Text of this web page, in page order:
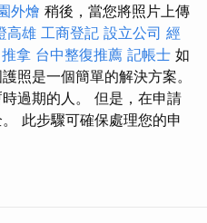
外燴 稍後，當您將照片上傳
高雄 工商登記 設立公司 經
拿 台中整復推薦 記帳士 如
照是一個簡單的解決方案。
過期的人。 但是，在申請
此步驟可確保處理您的申